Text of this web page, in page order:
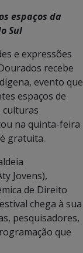
espaços da
Sul
e expressões
recebe
evento que
espaços de
culturas
na quinta-feira
gratuita.
Jovens),
de Direito
chega à sua
pesquisadores,
que